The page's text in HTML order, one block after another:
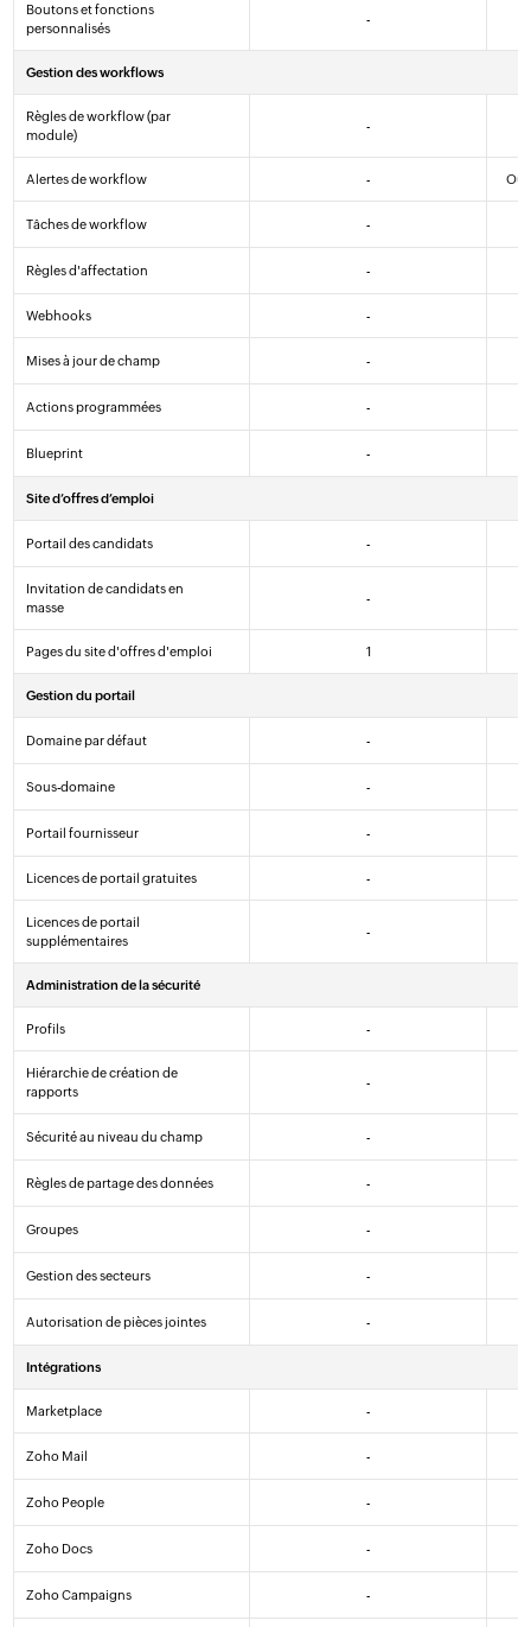
Boutons et fonctions
personnalisés
-
Gestion des workflows
Règles de workflow (par
module)
-
Alertes de workflow - Oui
Tâches de workflow -
Règles d'affectation -
Webhooks -
Mises à jour de champ -
Actions programmées -
Blueprint -
Site d’offres d’emploi
Portail des candidats -
Invitation de candidats en
masse
-
Pages du site d'offres d'emploi 1
Gestion du portail
Domaine par défaut -
Sous-domaine -
Portail fournisseur -
Licences de portail gratuites -
Licences de portail
supplémentaires
-
Administration de la sécurité
Profils -
Hiérarchie de création de
rapports
-
Sécurité au niveau du champ -
Règles de partage des données -
Groupes -
Gestion des secteurs -
Autorisation de pièces jointes -
Intégrations
Marketplace -
Zoho Mail -
Zoho People -
Zoho Docs -
Zoho Campaigns -